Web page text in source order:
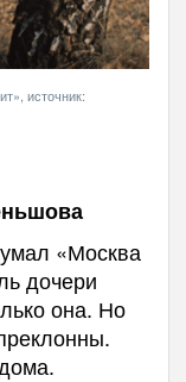
источник:
«Москва
дочери
она. Но